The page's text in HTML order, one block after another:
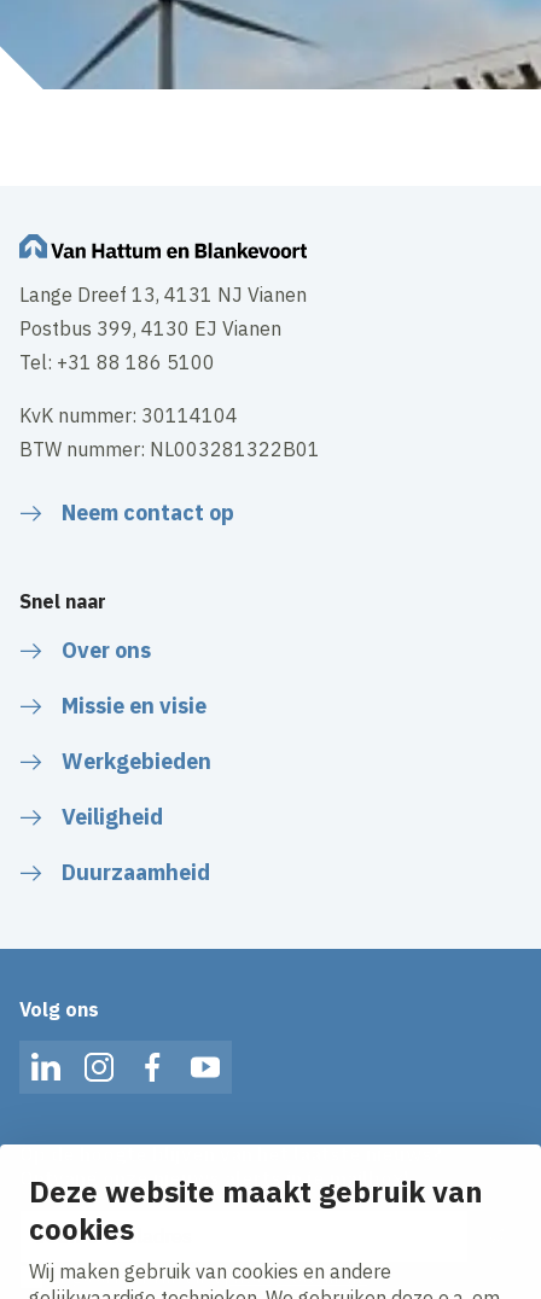
Deze website maakt gebruik van
cookies
Wij maken gebruik van cookies en andere
Lange Dreef 13, 4131 NJ Vianen
Postbus 399, 4130 EJ Vianen
Tel: +31 88 186 5100
KvK nummer: 30114104
BTW nummer: NL003281322B01
Neem contact op
Snel naar
Over ons
Missie en visie
Werkgebieden
Veiligheid
Duurzaamheid
Volg ons
LinkedInInstagramFacebookYouTube
Ontvang onze nieuws alerts in je mailbox!
E-mailadres
Ik ga akkoord met hetprivacy statement.